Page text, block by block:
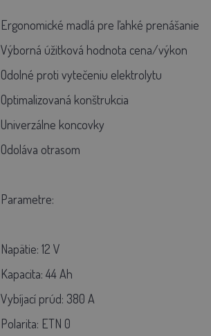
Ergonomické madlá pre ľahké prenášanie
Výborná úžitková hodnota cena/výkon
Odolné proti vytečeniu elektrolytu
Optimalizovaná konštrukcia
Univerzálne koncovky
Odoláva otrasom
Parametre:
Napätie: 12 V
Kapacita: 44 Ah
Vybíjací prúd: 380 A
Polarita: ETN 0